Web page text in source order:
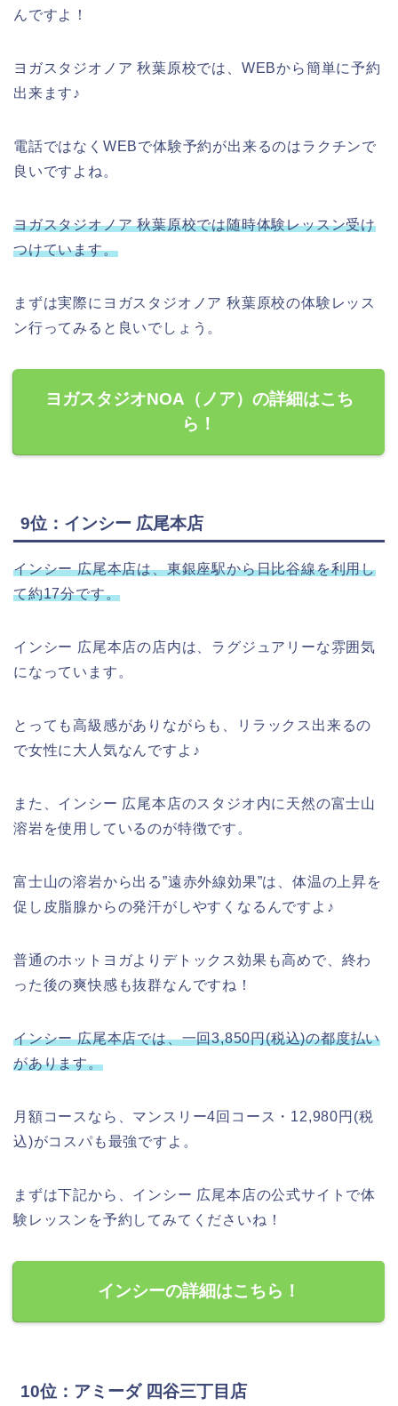
んですよ！
ヨガスタジオノア 秋葉原校では、WEBから簡単に予約
出来ます♪
電話ではなくWEBで体験予約が出来るのはラクチンで
良いですよね。
ヨガスタジオノア 秋葉原校では随時体験レッスン受け
つけています。
まずは実際にヨガスタジオノア 秋葉原校の体験レッス
ン行ってみると良いでしょう。
ヨガスタジオNOA（ノア）の詳細はこち
ら！
9位：インシー 広尾本店
インシー 広尾本店は、東銀座駅から日比谷線を利用し
て約17分です。
インシー 広尾本店の店内は、ラグジュアリーな雰囲気
になっています。
とっても高級感がありながらも、リラックス出来るの
で女性に大人気なんですよ♪
また、インシー 広尾本店のスタジオ内に天然の富士山
溶岩を使用しているのが特徴です。
富士山の溶岩から出る”遠赤外線効果”は、体温の上昇を
促し皮脂腺からの発汗がしやすくなるんですよ♪
普通のホットヨガよりデトックス効果も高めで、終わ
った後の爽快感も抜群なんですね！
インシー 広尾本店では、一回3,850円(税込)の都度払い
があります。
月額コースなら、マンスリー4回コース・12,980円(税
込)がコスパも最強ですよ。
まずは下記から、インシー 広尾本店の公式サイトで体
験レッスンを予約してみてくださいね！
インシーの詳細はこちら！
10位：アミーダ 四谷三丁目店